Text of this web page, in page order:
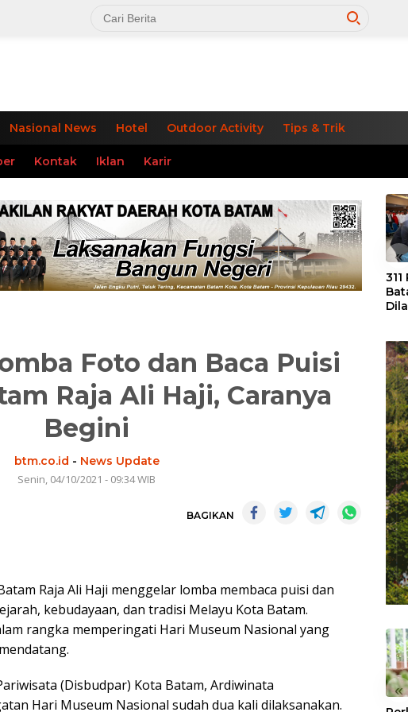
Nasional News Hotel Outdoor Activity Tips & Trik
Kontak Iklan Karir
Foto dan Baca Puisi
Raja Ali Haji, Caranya
Begini
btm.co.id - News Update
Senin, 04/10/2021 - 09:34 WIB
BAGIKAN
Raja Ali Haji menggelar lomba membaca puisi dan
kebudayaan, dan tradisi Melayu Kota Batam.
rangka memperingati Hari Museum Nasional yang
(Disbudpar) Kota Batam, Ardiwinata
Hari Museum Nasional sudah dua kali dilaksanakan.
«
«